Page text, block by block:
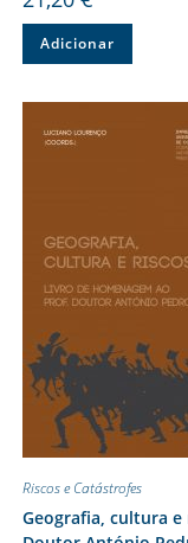
Adicionar
Riscos e Catástrofes
Geografia, cultura